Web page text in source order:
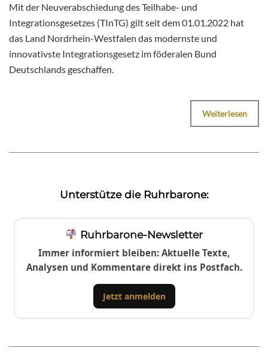
Mit der Neuverabschiedung des Teilhabe- und
Integrationsgesetzes (TInTG) gilt seit dem 01.01.2022 hat
das Land Nordrhein-Westfalen das modernste und
innovativste Integrationsgesetz im föderalen Bund
Deutschlands geschaffen.
Weiterlesen
Unterstütze die Ruhrbarone:
Ruhrbarone-Newsletter
Immer informiert bleiben: Aktuelle Texte,
Analysen und Kommentare direkt ins Postfach.
Jetzt anmelden